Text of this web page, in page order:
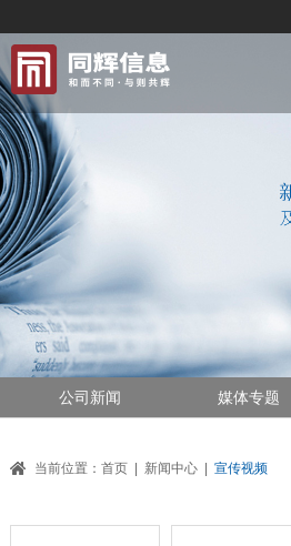
公司新闻 媒体专题
当前位置： 首页| 新闻中心| 宣传视频